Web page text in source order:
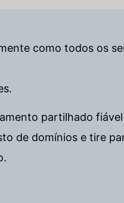
como todos os
partilhado
de domínios e tire